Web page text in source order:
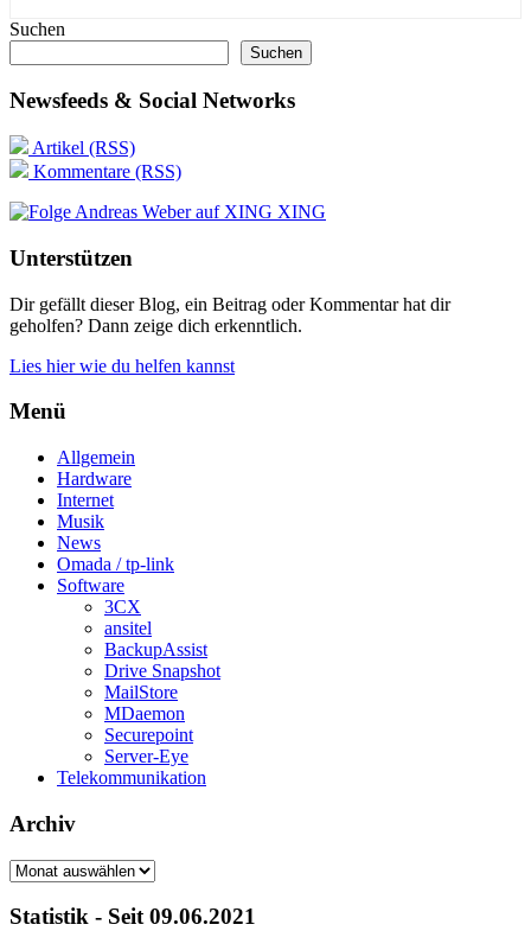
Suchen
Suchen
Newsfeeds & Social Networks
Artikel (RSS)
Kommentare (RSS)
XING
Unterstützen
Dir gefällt dieser Blog, ein Beitrag oder Kommentar hat dir
geholfen? Dann zeige dich erkenntlich.
Lies hier wie du helfen kannst
Menü
Allgemein
Hardware
Internet
Musik
News
Omada / tp-link
Software
3CX
ansitel
BackupAssist
Drive Snapshot
MailStore
MDaemon
Securepoint
Server-Eye
Telekommunikation
Archiv
Archiv
Statistik - Seit 09.06.2021